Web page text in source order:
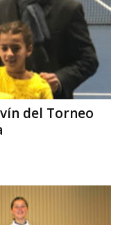
del Torneo